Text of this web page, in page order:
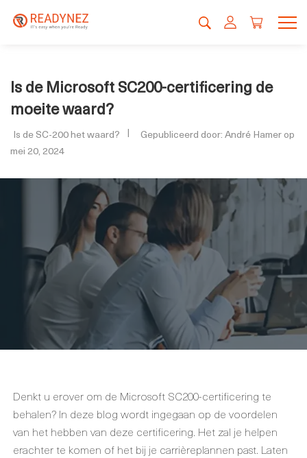
Is de Microsoft SC200-certificering de
moeite waard?
Is de SC-200 het waard?
Gepubliceerd door: André Hamer op
mei 20, 2024
Denkt u erover om de Microsoft SC200-certificering te
behalen? In deze blog wordt ingegaan op de voordelen
van het hebben van deze certificering. Het zal je helpen
erachter te komen of het bij je carrièreplannen past. Laten